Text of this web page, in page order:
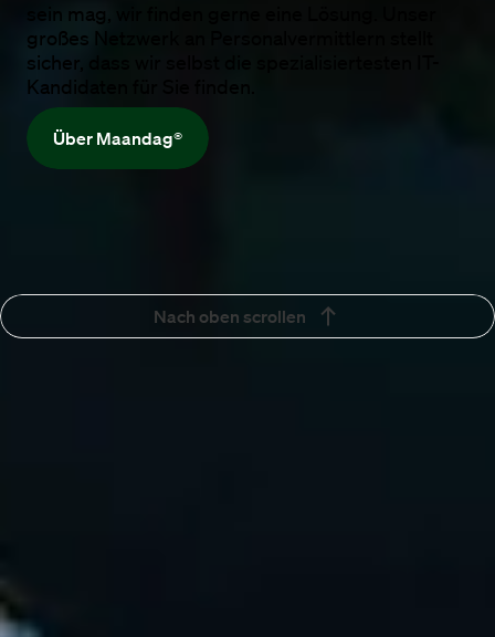
sein mag, wir finden gerne eine Lösung. Unser
großes Netzwerk an Personalvermittlern stellt
sicher, dass wir selbst die spezialisiertesten IT-
Kandidaten für Sie finden.
Über Maandag®
Nach oben scrollen